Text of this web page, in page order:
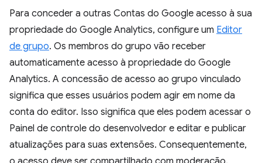
Para conceder a outras Contas do Google acesso à sua
propriedade do Google Analytics, configure um Editor
de grupo. Os membros do grupo vão receber
automaticamente acesso à propriedade do Google
Analytics. A concessão de acesso ao grupo vinculado
significa que esses usuários podem agir em nome da
conta do editor. Isso significa que eles podem acessar o
Painel de controle do desenvolvedor e editar e publicar
atualizações para suas extensões. Consequentemente,